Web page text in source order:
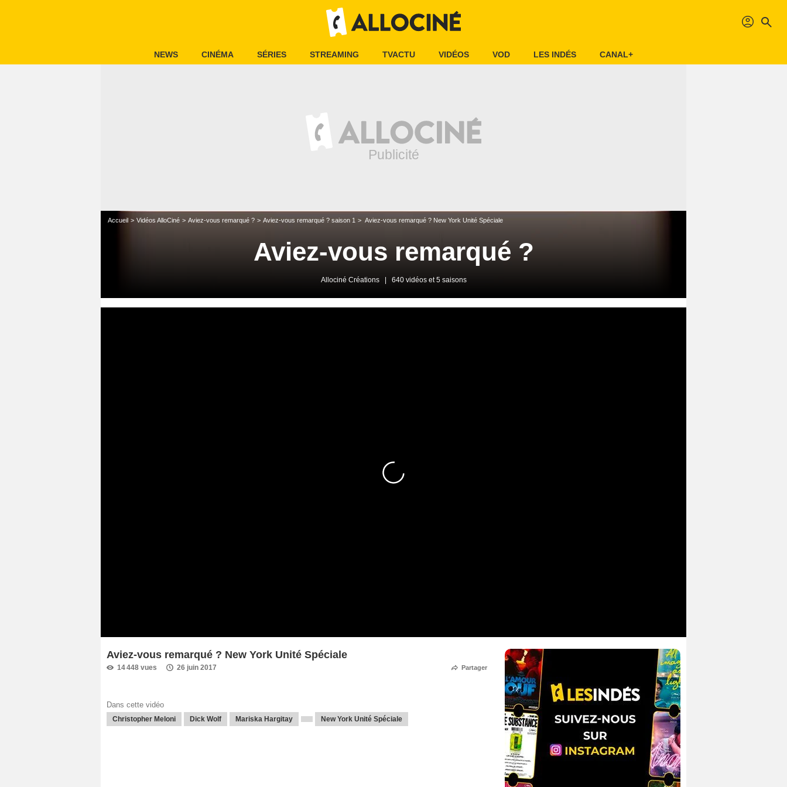
profil search
NEWS CINÉMA SÉRIES STREAMING TVACTU VIDÉOS VOD LES INDÉS CANAL+
Accueil Vidéos AlloCiné Aviez-vous remarqué ? Aviez-vous remarqué ? saison 1 Aviez-vous remarqué ? New York Unité Spéciale
Aviez-vous remarqué ?
Allociné Créations 640 vidéos et 5 saisons
Aviez-vous remarqué ? New York Unité Spéciale
14 448 vues 26 juin 2017 Partager
Dans cette vidéo
Christopher Meloni Dick Wolf Mariska Hargitay New York Unité Spéciale